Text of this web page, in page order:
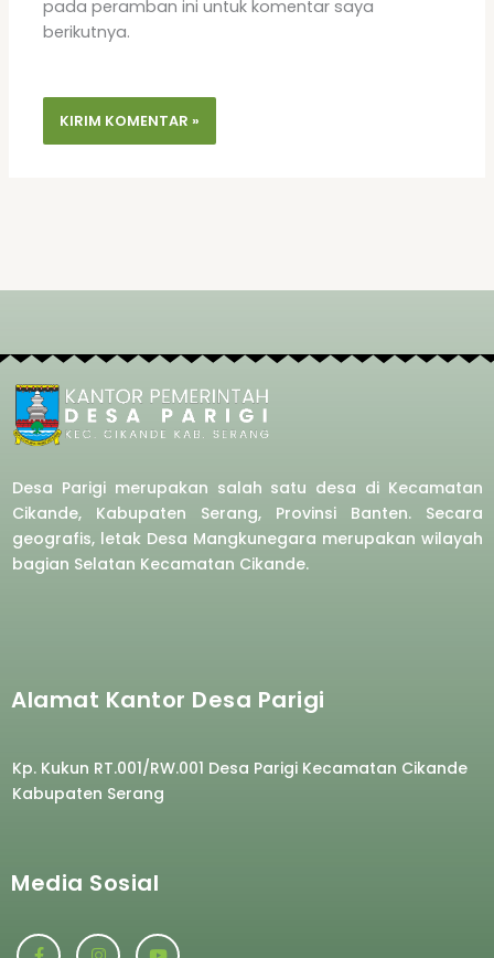
pada peramban ini untuk komentar saya
berikutnya.
Desa Parigi merupakan salah satu desa di Kecamatan
Cikande, Kabupaten Serang, Provinsi Banten. Secara
geografis, letak Desa Mangkunegara merupakan wilayah
bagian Selatan Kecamatan Cikande.
Alamat Kantor Desa Parigi
Kp. Kukun RT.001/RW.001 Desa Parigi Kecamatan Cikande
Kabupaten Serang
Media Sosial